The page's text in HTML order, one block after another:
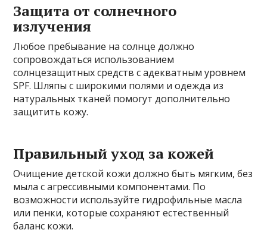
Защита от солнечного
излучения
Любое пребывание на солнце должно
сопровождаться использованием
солнцезащитных средств с адекватным уровнем
SPF. Шляпы с широкими полями и одежда из
натуральных тканей помогут дополнительно
защитить кожу.
Правильный уход за кожей
Очищение детской кожи должно быть мягким, без
мыла с агрессивными компонентами. По
возможности используйте гидрофильные масла
или пенки, которые сохраняют естественный
баланс кожи.